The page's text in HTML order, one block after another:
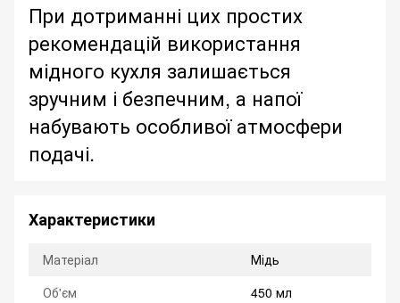
При дотриманні цих простих
рекомендацій використання
мідного кухля залишається
зручним і безпечним, а напої
набувають особливої ​​атмосфери
подачі.
Характеристики
Матеріал
Мідь
Об'єм
450 мл